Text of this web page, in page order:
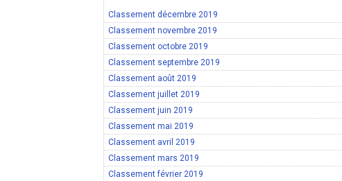
Classement décembre 2019
Classement novembre 2019
Classement octobre 2019
Classement septembre 2019
Classement août 2019
Classement juillet 2019
Classement juin 2019
Classement mai 2019
Classement avril 2019
Classement mars 2019
Classement février 2019